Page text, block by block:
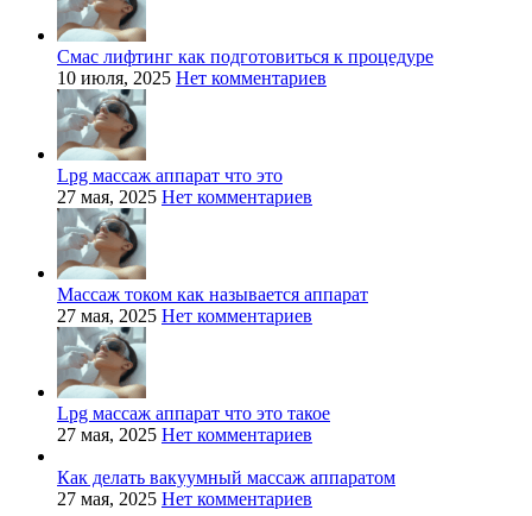
Смас лифтинг как подготовиться к процедуре
10 июля, 2025 Нет комментариев
Lpg массаж аппарат что это
27 мая, 2025 Нет комментариев
Массаж током как называется аппарат
27 мая, 2025 Нет комментариев
Lpg массаж аппарат что это такое
27 мая, 2025 Нет комментариев
Как делать вакуумный массаж аппаратом
27 мая, 2025 Нет комментариев